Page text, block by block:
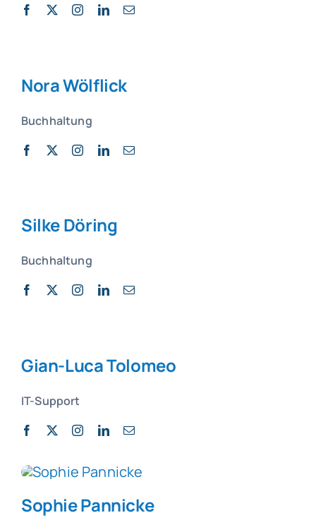
Nora Wölflick
Buchhaltung
Silke Döring
Buchhaltung
Gian-Luca Tolomeo
IT-Support
Sophie Pannicke